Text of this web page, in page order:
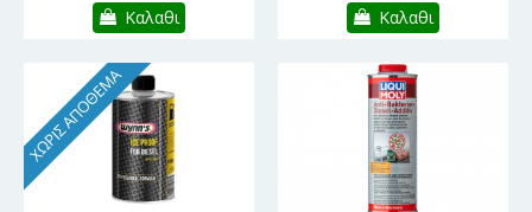
Καλαθι Καλαθι
ΧΩΡΊΣ ΑΠΌΘΕΜΑ